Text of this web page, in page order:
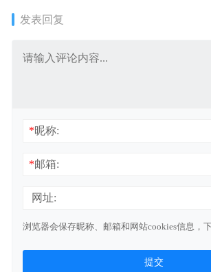
发表回复
*昵称:
*邮箱:
网址:
浏览器会保存昵称、邮箱和网站cookies信息，